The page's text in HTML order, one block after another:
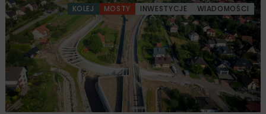
KOLEJ MOSTY INWESTYCJE WIADOMOŚCI